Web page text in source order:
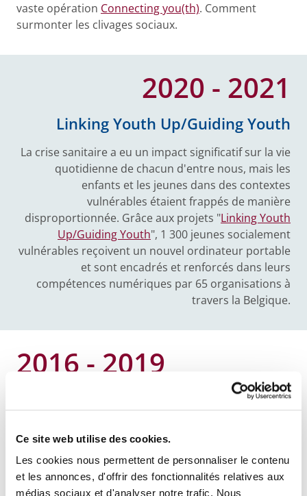
Ce site web utilise des cookies.
Les cookies nous permettent de personnaliser le contenu
et les annonces, d'offrir des fonctionnalités relatives aux
médias sociaux et d'analyser notre trafic. Nous
vaste opération Connecting you(th). Comment
surmonter les clivages sociaux.
2020 - 2021
Linking Youth Up/Guiding Youth
La crise sanitaire a eu un impact significatif sur la vie
quotidienne de chacun d'entre nous, mais les
enfants et les jeunes dans des contextes
vulnérables étaient frappés de manière
disproportionnée. Grâce aux projets "Linking Youth
Up/Guiding Youth", 1 300 jeunes socialement
vulnérables reçoivent un nouvel ordinateur portable
et sont encadrés et renforcés dans leurs
compétences numériques par 65 organisations à
travers la Belgique.
2016 - 2019
contre l'aliénation politique et à réconcilier les
jeunes avec l'engagement civique et la politique au
sens large. Ceci en montrant qu'ils peuvent résoudre